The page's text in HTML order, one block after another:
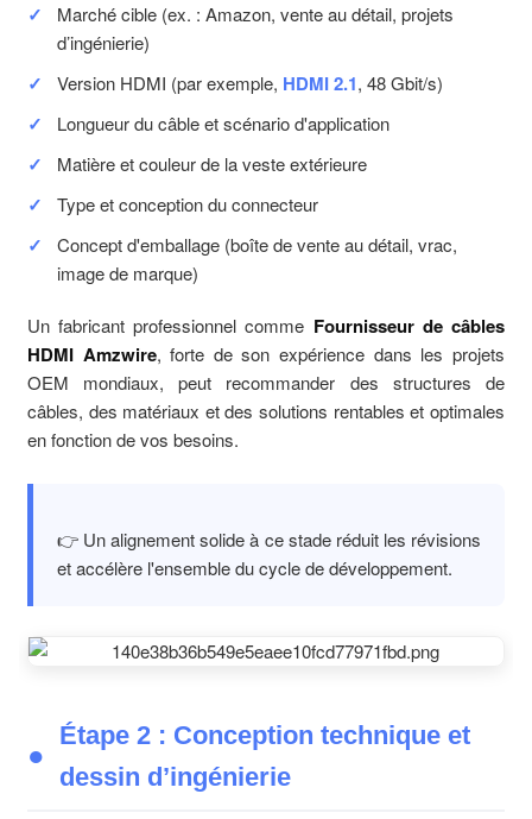
Marché cible (ex. : Amazon, vente au détail, projets
d’ingénierie)
Version HDMI (par exemple, HDMI 2.1, 48 Gbit/s)
Longueur du câble et scénario d'application
Matière et couleur de la veste extérieure
Type et conception du connecteur
Concept d'emballage (boîte de vente au détail, vrac,
image de marque)
Un fabricant professionnel comme Fournisseur de câbles
HDMI Amzwire, forte de son expérience dans les projets
OEM mondiaux, peut recommander des structures de
câbles, des matériaux et des solutions rentables et optimales
en fonction de vos besoins.
👉 Un alignement solide à ce stade réduit les révisions
et accélère l'ensemble du cycle de développement.
Étape 2 : Conception technique et
dessin d’ingénierie